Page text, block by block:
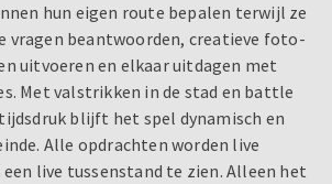
hun eigen route bepalen terwijl ze
vragen beantwoorden, creatieve foto-
uitvoeren en elkaar uitdagen met
Met valstrikken in de stad en battle
blijft het spel dynamisch en
Alle opdrachten worden live
live tussenstand te zien. Alleen het